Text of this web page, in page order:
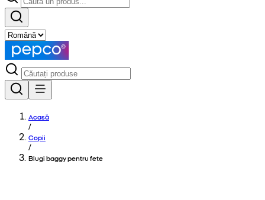
Acasă
/
Copii
/
Blugi baggy pentru fete